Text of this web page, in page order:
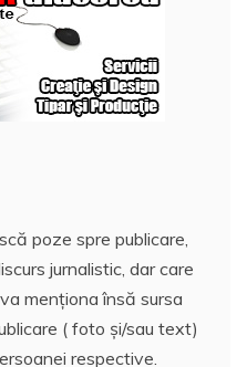
poze spre publicare,
jurnalistic, dar care
menționa însă sursa
( foto și/sau text)
respective.